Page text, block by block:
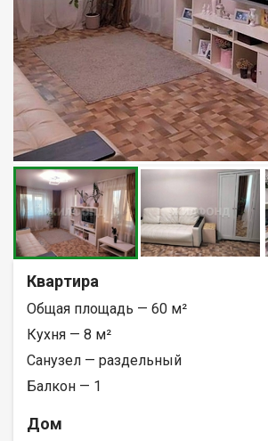
Квартира
Общая площадь — 60 м²
Кухня — 8 м²
Санузел — раздельный
Балкон — 1
Дом